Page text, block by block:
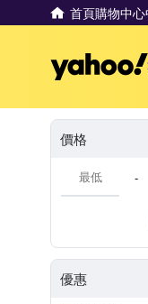
首頁購物中心
價格
-
優惠